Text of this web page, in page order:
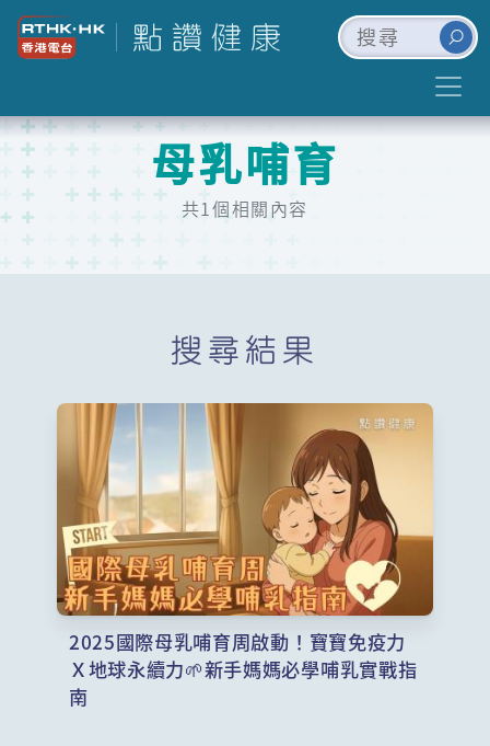
母乳哺育
共1個相關內容
搜尋結果
2025國際母乳哺育周啟動！寶寶免疫力
Ｘ地球永續力🌱新手媽媽必學哺乳實戰指
南